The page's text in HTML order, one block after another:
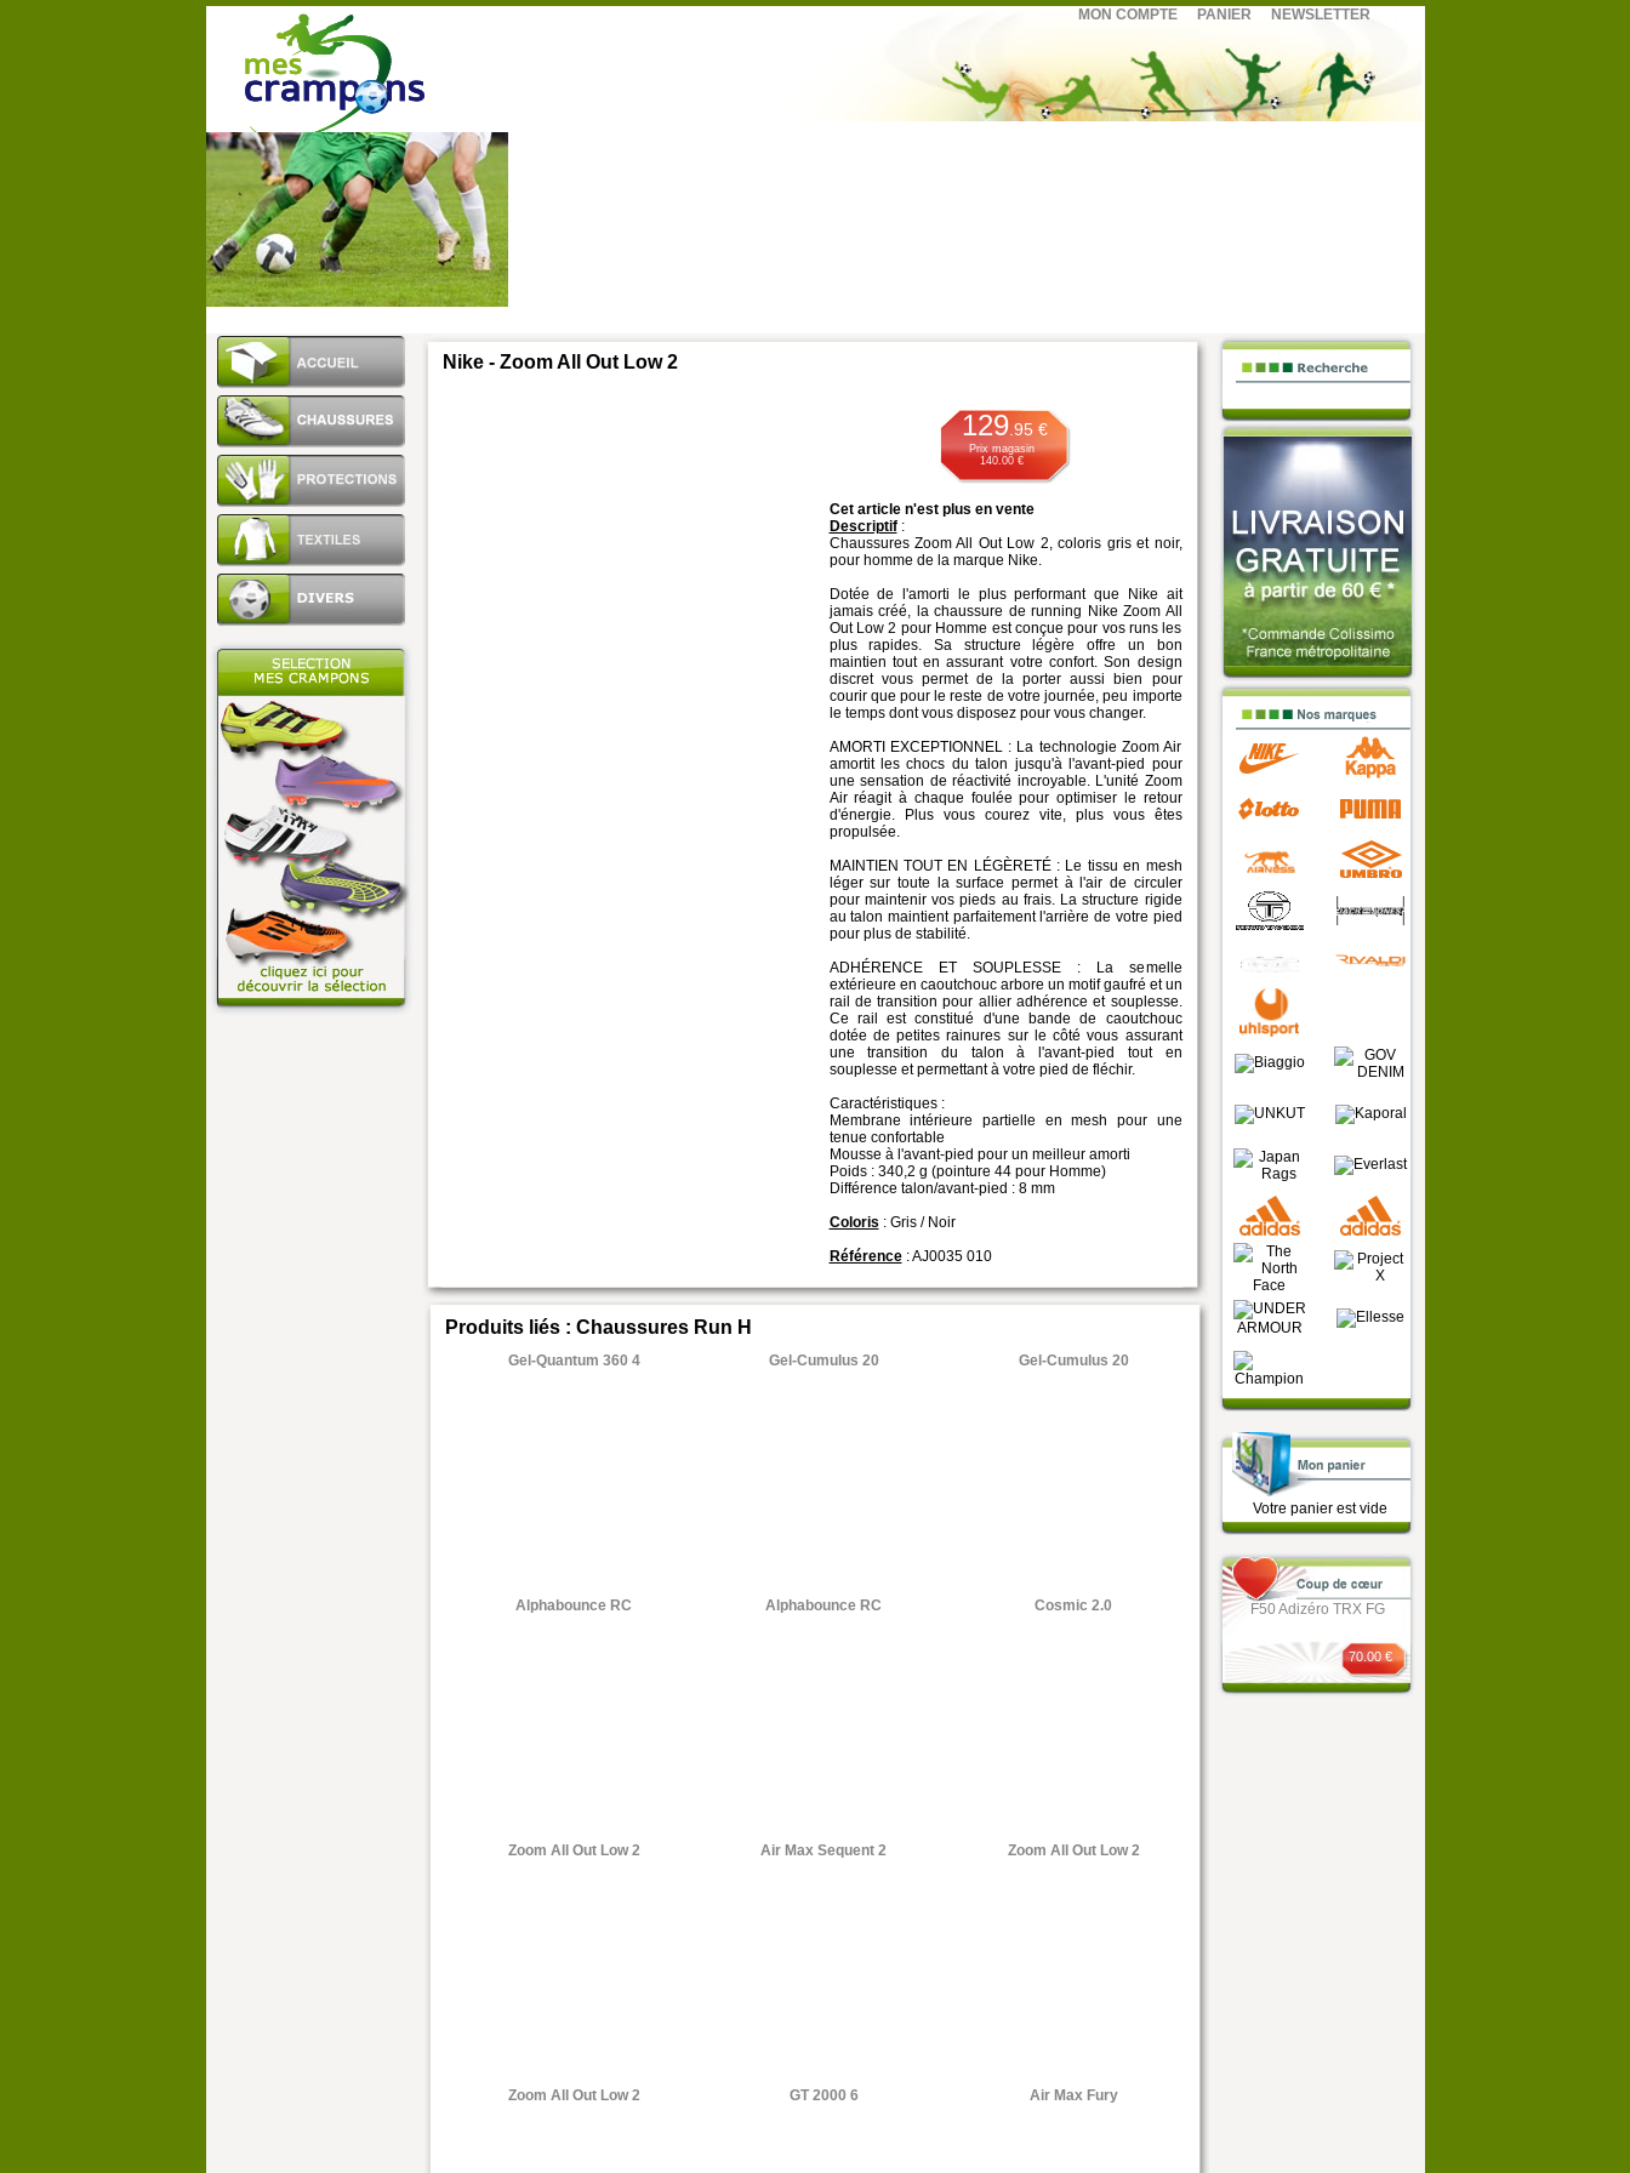
MON COMPTE PANIER NEWSLETTER
Nike - Zoom All Out Low 2
129 .95 €
Prix magasin
140.00 €
Cet article n'est plus en vente
Descriptif:
Chaussures Zoom All Out Low 2, coloris gris et noir,
pour homme de la marque Nike.
Dotée de l'amorti le plus performant que Nike ait
jamais créé, la chaussure de running Nike Zoom All
Out Low 2 pour Homme est conçue pour vos runs les
plus rapides. Sa structure légère offre un bon
maintien tout en assurant votre confort. Son design
discret vous permet de la porter aussi bien pour
courir que pour le reste de votre journée, peu importe
le temps dont vous disposez pour vous changer.
AMORTI EXCEPTIONNEL : La technologie Zoom Air
amortit les chocs du talon jusqu'à l'avant-pied pour
une sensation de réactivité incroyable. L'unité Zoom
Air réagit à chaque foulée pour optimiser le retour
d'énergie. Plus vous courez vite, plus vous êtes
propulsée.
MAINTIEN TOUT EN LÉGÈRETÉ : Le tissu en mesh
léger sur toute la surface permet à l'air de circuler
pour maintenir vos pieds au frais. La structure rigide
au talon maintient parfaitement l'arrière de votre pied
pour plus de stabilité.
ADHÉRENCE ET SOUPLESSE : La semelle
extérieure en caoutchouc arbore un motif gaufré et un
rail de transition pour allier adhérence et souplesse.
Ce rail est constitué d'une bande de caoutchouc
dotée de petites rainures sur le côté vous assurant
une transition du talon à l'avant-pied tout en
souplesse et permettant à votre pied de fléchir.
Caractéristiques :
Membrane intérieure partielle en mesh pour une
tenue confortable
Mousse à l'avant-pied pour un meilleur amorti
Poids : 340,2 g (pointure 44 pour Homme)
Différence talon/avant-pied : 8 mm
Coloris : Gris / Noir
Référence: AJ0035 010
Produits liés : Chaussures Run H
Gel-Quantum 360 4 Gel-Cumulus 20 Gel-Cumulus 20
Alphabounce RC Alphabounce RC Cosmic 2.0
Zoom All Out Low 2 Air Max Sequent 2 Zoom All Out Low 2
Zoom All Out Low 2 GT 2000 6 Air Max Fury
Votre panier est vide
F50 Adizéro TRX FG
70.00 €